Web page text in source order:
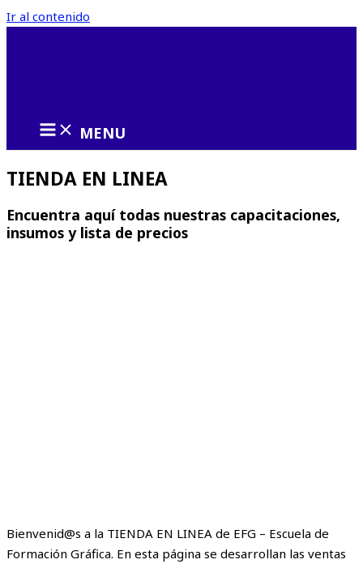
Ir al contenido
MENU
TIENDA EN LINEA
Encuentra aquí todas nuestras capacitaciones,
insumos y lista de precios
Bienvenid@s a la TIENDA EN LINEA de EFG – Escuela de
Formación Gráfica. En esta página se desarrollan las ventas